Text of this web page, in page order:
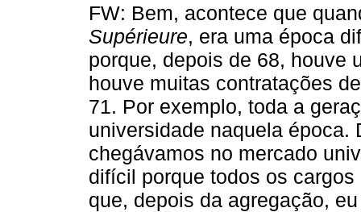
FW: Bem, acontece que
Supérieure, era uma época
porque, depois de 68, houve
houve muitas contratações
71. Por exemplo, toda a
universidade naquela época.
chegávamos no mercado
difícil porque todos os
que, depois da agregação,